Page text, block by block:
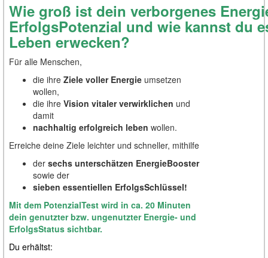
Wie groß ist dein verborgenes
ErfolgsPotenzial und wie kannst du
Leben erwecken?
Für alle Menschen,
die ihre Ziele voller Energie umsetzen
wollen,
die ihre Vision vitaler verwirklichen und
damit
nachhaltig erfolgreich leben wollen.
Erreiche deine Ziele leichter und schneller, mithilfe
der sechs unterschätzen EnergieBooster
sowie der
sieben essentiellen ErfolgsSchlüssel!
Mit dem PotenzialTest wird in ca. 20 Minuten
dein genutzter bzw. ungenutzter Energie- und
ErfolgsStatus sichtbar.
Du erhältst: